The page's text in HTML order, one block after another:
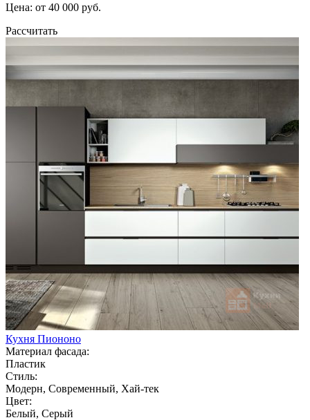
Цена: от 40 000 руб.
Рассчитать
Кухня Пиононо
Материал фасада:
Пластик
Стиль:
Модерн, Современный, Хай-тек
Цвет:
Белый, Серый